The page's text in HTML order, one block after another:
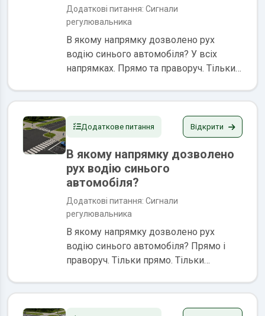
Додаткові питання: Сигнали
регулювальника
В якому напрямку дозволено рух
водію синього автомобіля? У всіх
напрямках. Прямо та праворуч. Тільки
числі з жезлом...
Додаткове питання Відкрити
В якому напрямку дозволено
рух водію синього
автомобіля?
Додаткові питання: Сигнали
регулювальника
В якому напрямку дозволено рух
водію синього автомобіля? Прямо і
праворуч. Тільки прямо. Тільки